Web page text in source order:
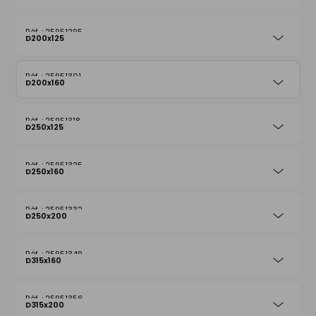
25951295
D200x125
25951301
D200x160
25951318
D250x125
25951325
D250x160
25951332
D250x200
25951349
D315x160
25951356
D315x200